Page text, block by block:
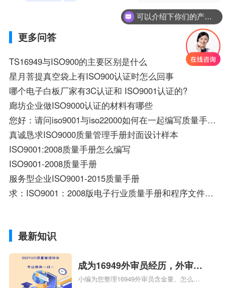
更多问答
TS16949与ISO900的主要区别是什么
星月菩提真空袋上有ISO900认证时怎么回事
哪个电子白板厂家有3C认证和 ISO9001认证的?
廊坊企业做ISO9000认证的材料有哪些
您好：请问iso9001与iso22000如何在一起编写质量手册哪，编写的方法？谢谢！！
真诚恳求ISO9000质量管理手册封面设计样本
ISO9001:2008质量手册怎么编写
ISO9001-2008质量手册
服务型企业ISO9001-2015质量手册
求：ISO9001：2008版电子行业质量手册和程序文件资料一套
最新知识
成为16949外审员经历，外审员
16949
小编为您整理16949外审员含金量、怎么才
可以介绍下你们的产品么？